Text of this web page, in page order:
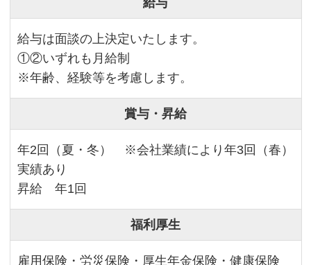
給与
給与は面談の上決定いたします。
①②いずれも月給制
※年齢、経験等を考慮します。
賞与・昇給
年2回（夏・冬） ※会社業績により年3回（春）
実績あり
昇給 年1回
福利厚生
雇用保険・労災保険・厚生年金保険・健康保険